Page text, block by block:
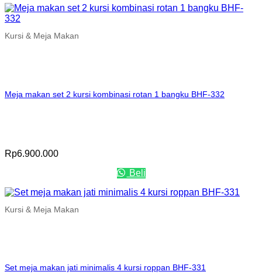
Kursi & Meja Makan
Meja makan set 2 kursi kombinasi rotan 1 bangku BHF-332
Rp6.900.000
Beli
Kursi & Meja Makan
Set meja makan jati minimalis 4 kursi roppan BHF-331